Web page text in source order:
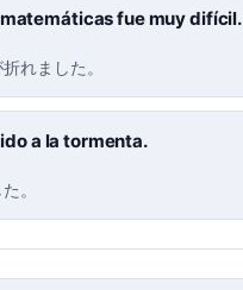
fue muy difícil.
れました。
a la tormenta.
。